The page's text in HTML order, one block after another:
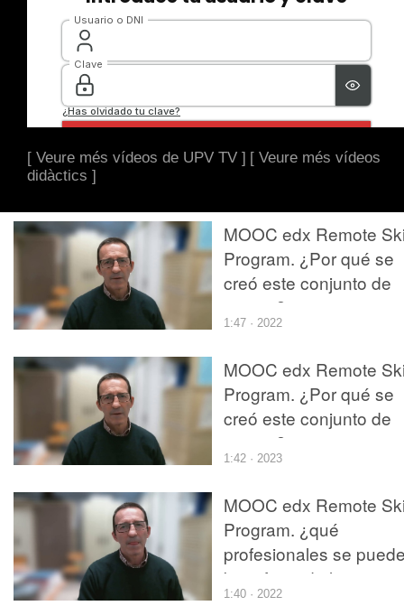
[ Veure més vídeos de UPV TV ] [ Veure més vídeos
didàctics ]
MOOC edx Remote
Program. ¿Por qué se
creó este conjunto de
cursos?
1:47 · 2022
MOOC edx Remote
Program. ¿Por qué se
creó este conjunto de
cursos?
1:42 · 2023
MOOC edx Remote
Program. ¿qué
profesionales se
beneficiar de los
contenidos de este
1:40 · 2022